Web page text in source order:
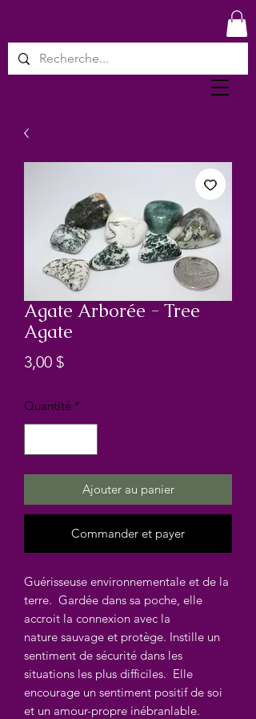
Agate Arborée - Tree
Agate
3,00 $Prix
Quantité *
Ajouter au panier
Commander et payer
Guérisseuse environnementale et de la
terre. Gardée dans sa poche, elle
accroit la connexion avec la
nature sauvage et protège. Instille un
sentiment de sécurité dans les
situations les plus difficiles. Elle
encourage un sentiment positif de soi
et un amour-propre inébranlable.